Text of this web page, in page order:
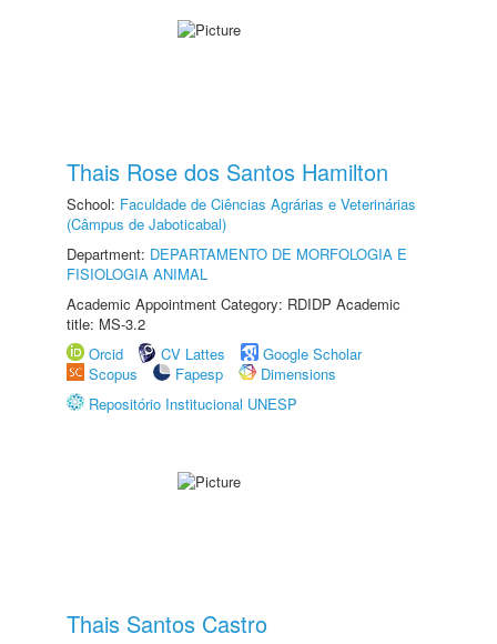
Thais Rose dos Santos Hamilton
School: Faculdade de Ciências Agrárias e Veterinárias
(Câmpus de Jaboticabal)
Department: DEPARTAMENTO DE MORFOLOGIA E
FISIOLOGIA ANIMAL
Academic Appointment Category: RDIDP Academic
title: MS-3.2
Orcid
CV Lattes
Google Scholar
Scopus
Fapesp
Dimensions
Repositório Institucional UNESP
Thais Santos Castro